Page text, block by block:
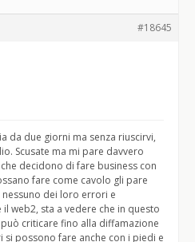
#18645
da due giorni ma senza riuscirvi,
Scusate ma mi pare davvero
decidono di fare business con
fare come cavolo gli pare
dei loro errori e
web2, sta a vedere che in questo
criticare fino alla diffamazione
si possono fare anche con i piedi e